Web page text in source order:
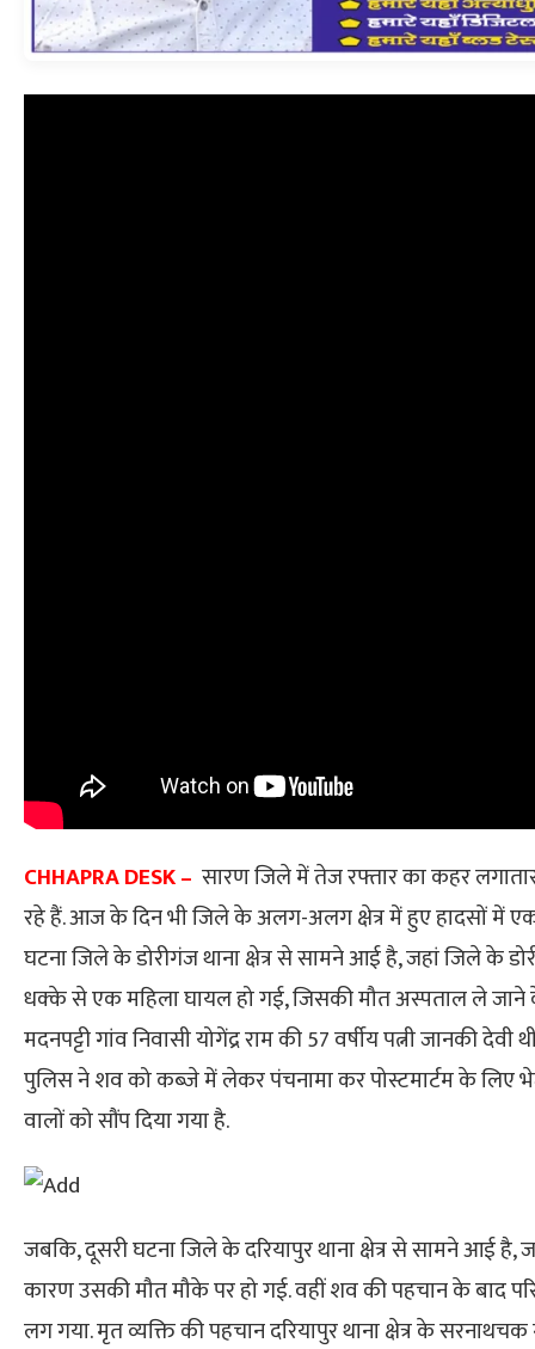
CHHAPRA DESK – सारण जिले में तेज रफ्तार का कहर
रहे हैं. आज के दिन भी जिले के अलग-अलग क्षेत्र में हुए हादसों में
घटना जिले के डोरीगंज थाना क्षेत्र से सामने आई है, जहां जिले के
धक्के से एक महिला घायल हो गई, जिसकी मौत अस्पताल ले जाने के
मदनपट्टी गांव निवासी योगेंद्र राम की 57 वर्षीय पत्नी जानकी
पुलिस ने शव को कब्जे में लेकर पंचनामा कर पोस्टमार्टम के लिए
वालों को सौंप दिया गया है.
जबकि, दूसरी घटना जिले के दरियापुर थाना क्षेत्र से सामने आई है,
कारण उसकी मौत मौके पर हो गई. वहीं शव की पहचान के बाद
लग गया. मृत व्यक्ति की पहचान दरियापुर थाना क्षेत्र के